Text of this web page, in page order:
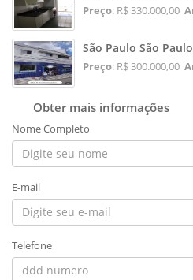
Preço: R$ 330.000,00
São Paulo São
Preço: R$ 300.000,00
Obter mais informações
Nome Completo
E-mail
Telefone